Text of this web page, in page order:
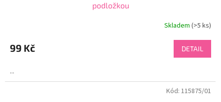
podložkou
Skladem (>5 ks)
99 Kč DETAIL
...
Kód: 115875/01